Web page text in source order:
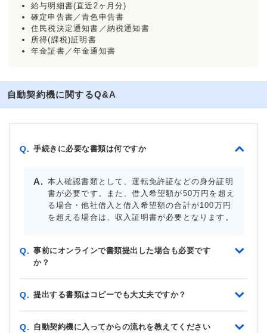
給与明細書(直近2ヶ月分)
確定申告書／青色申告書
住民税決定通知書／納税通知書
所得(課税)証明書
年金証書／年金通知書
自動契約機に関するQ&A
Q. 手続きに必要な書類は何ですか
本人確認書類として、運転免許証などの身分証明
書が必要です。また、借入希望額が50万円を超え
る場合・他社借入と借入希望額の合計が100万円
を超える場合は、収入証明書が必要となります。
Q. 事前にオンラインで書類提出した場合も必要です
か？
Q. 提出する書類はコピーでも大丈夫ですか？
Q. 自動契約機に入ってからの流れを教えてください